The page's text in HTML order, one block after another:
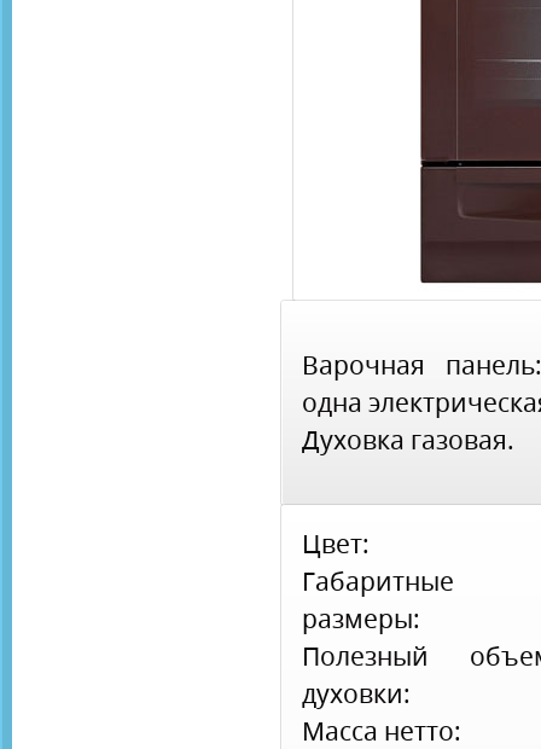
Варочная
одна
Духовка газовая.
Цвет:
Габаритные
размеры:
Полезный
духовки:
Масса нетто: